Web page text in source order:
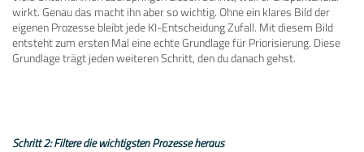
wirkt. Genau das macht ihn aber so wichtig. Ohne ein klares Bild der
eigenen Prozesse bleibt jede KI-Entscheidung Zufall. Mit diesem Bild
entsteht zum ersten Mal eine echte Grundlage für Priorisierung. Diese
Grundlage trägt jeden weiteren Schritt, den du danach gehst.
Schritt 2: Filtere die wichtigsten Prozesse heraus